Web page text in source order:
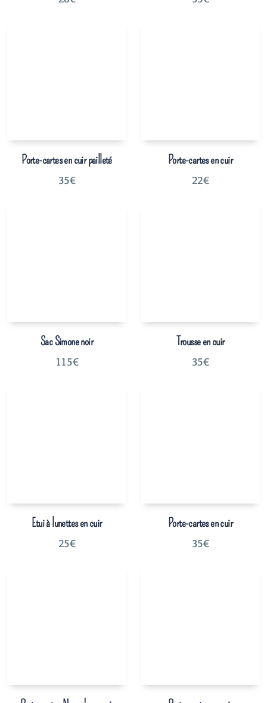
Porte-cartes en cuir pailleté
35€
Porte-cartes en cuir
22€
Sac Simone noir
115€
Trousse en cuir
35€
Etui à lunettes en cuir
25€
Porte-cartes en cuir
35€